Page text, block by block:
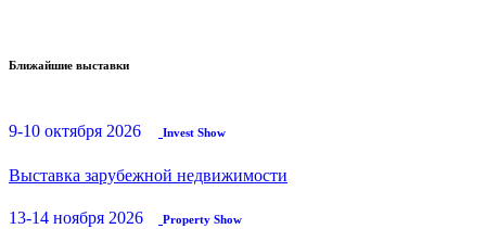
Ближайшие выставки
9-10 октября 2026 Invest Show
Выставка зарубежной недвижимости
13-14 ноября 2026 Property Show